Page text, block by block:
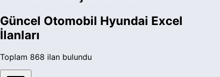
Güncel Otomobil Hyundai Excel
İlanları
Toplam 868 ilan bulundu